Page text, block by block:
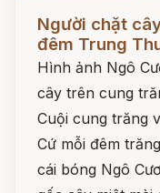
Người chặt
đêm Trung
Hình ảnh Ngô
cây trên cung
Cuội cung trăng
Cứ mỗi đêm
cái bóng Ngô